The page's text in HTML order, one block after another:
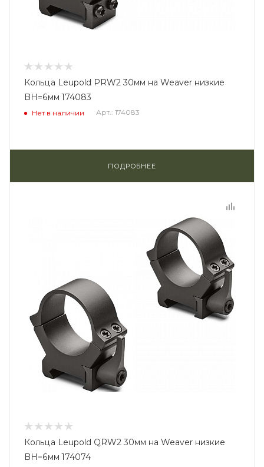
Кольца Leupold PRW2 30мм на Weaver низкие
BH=6мм 174083
Нет в наличии Арт.: 174083
ПОДРОБНЕЕ
Кольца Leupold QRW2 30мм на Weaver низкие
BH=6мм 174074